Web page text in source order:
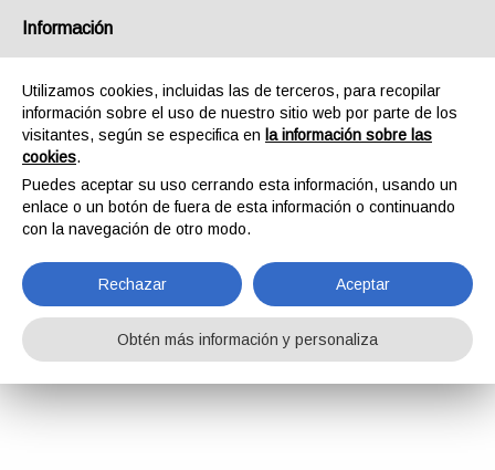
Información
Utilizamos cookies, incluidas las de terceros, para recopilar
información sobre el uso de nuestro sitio web por parte de los
visitantes, según se especifica en la información sobre las
cookies.
Puedes aceptar su uso cerrando esta información, usando un
enlace o un botón de fuera de esta información o continuando
con la navegación de otro modo.
Rechazar Aceptar
Obtén más información y personaliza